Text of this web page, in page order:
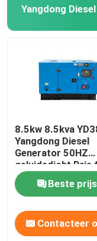
Aanhangwagen
Yangdong
8.5kw 8.5kva
Yangdong Diesel
Generator 50HZ
geluidsdicht Drie
Beste prijs
Contacteer